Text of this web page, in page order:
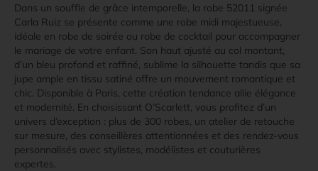
Dans un souffle de grâce intemporelle, la robe 52011 signée
Carla Ruiz se présente comme une robe midi majestueuse,
idéale en robe de soirée ou robe de cocktail pour accompagner
le mariage de votre enfant. Son haut ajusté au col montant,
d’un bleu profond et raffiné, sublime la silhouette tandis que sa
jupe ample en tissu satiné offre un mouvement romantique et
chic. Disponible à Paris, cette création tendance allie élégance
et modernité. En choisissant O’Scarlett, vous profitez d’un
univers d’exception : plus de 300 robes, un atelier de retouche
sur mesure, des conseillères attentionnées et des rendez-vous
personnalisés avec stylistes, modélistes et couturières
expertes.